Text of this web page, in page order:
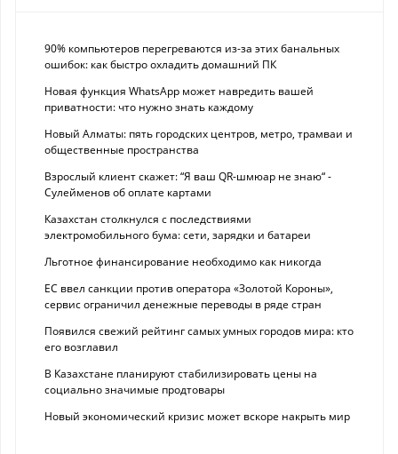
90% компьютеров перегреваются из-за этих банальных
ошибок: как быстро охладить домашний ПК
Новая функция WhatsApp может навредить вашей
приватности: что нужно знать каждому
Новый Алматы: пять городских центров, метро, трамваи и
общественные пространства
Взрослый клиент скажет: “Я ваш QR-шмюар не знаю“ -
Сулейменов об оплате картами
Казахстан столкнулся с последствиями
электромобильного бума: сети, зарядки и батареи
Льготное финансирование необходимо как никогда
ЕС ввел санкции против оператора «Золотой Короны»,
сервис ограничил денежные переводы в ряде стран
Появился свежий рейтинг самых умных городов мира: кто
его возглавил
В Казахстане планируют стабилизировать цены на
социально значимые продтовары
Новый экономический кризис может вскоре накрыть мир